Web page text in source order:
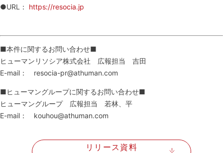
●URL： https://resocia.jp
■本件に関するお問い合わせ■
ヒューマンリソシア株式会社 広報担当 吉田
E-mail： resocia-pr@athuman.com
■ヒューマングループに関するお問い合わせ■
ヒューマングループ 広報担当 若林、平
E-mail： kouhou@athuman.com
リリース資料